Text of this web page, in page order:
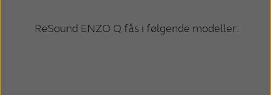
ReSound ENZO Q fås i følgende modeller: